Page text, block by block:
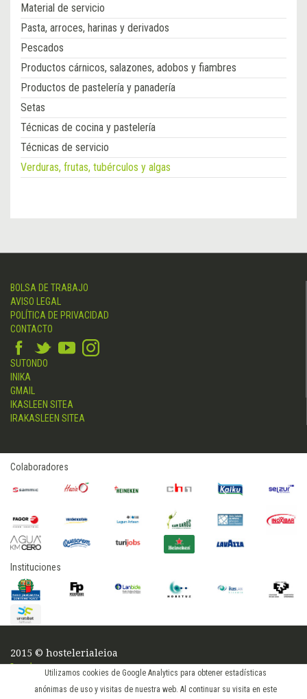
Utilizamos cookies de Google Analytics para obtener estadísticas
anónimas de uso y visitas de nuestra web. Al continuar su visita en este
Material de servicio
Pasta, arroces, harinas y derivados
Pescados
Productos cárnicos, salazones, adobos y fiambres
Productos de pastelería y panadería
Setas
Técnicas de cocina y pastelería
Técnicas de servicio
Verduras, frutas, tubérculos y algas
BOLSA DE TRABAJO
AVISO LEGAL
POLÍTICA DE PRIVACIDAD
CONTACTO
SUTONDO
INIKA
GMAIL
IKASLEEN SITEA
IRAKASLEEN SITEA
Colaboradores
Instituciones
2015 © hostelerialeioa
Log in